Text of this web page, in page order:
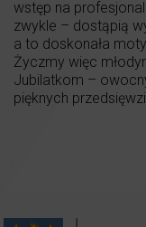
wstęp na
zwykle – dostąpią
a to doskonała
Życzmy więc
Jubilatkom –
pięknych